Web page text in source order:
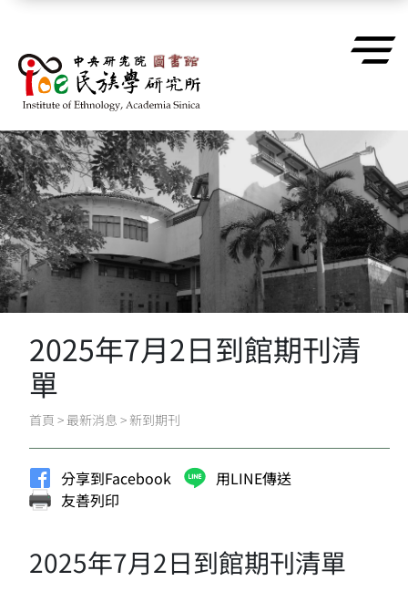
2025年7月2日到館期刊清
單
首頁 > 最新消息 > 新到期刊
分享到Facebook
用LINE傳送
友善列印
2025年7月2日到館期刊清單